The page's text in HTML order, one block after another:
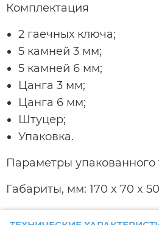
Комплектация
2 гаечных ключа;
5 камней 3 мм;
5 камней 6 мм;
Цанга 3 мм;
Цанга 6 мм;
Штуцер;
Упаковка.
Параметры упакованного
Габариты, мм: 170 x 70 x 50